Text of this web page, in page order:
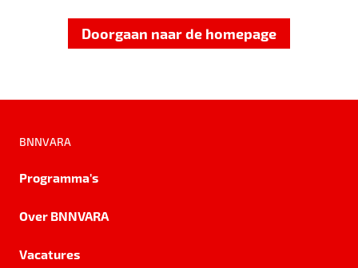
Doorgaan naar de homepage
BNNVARA
Programma's
Over BNNVARA
Vacatures